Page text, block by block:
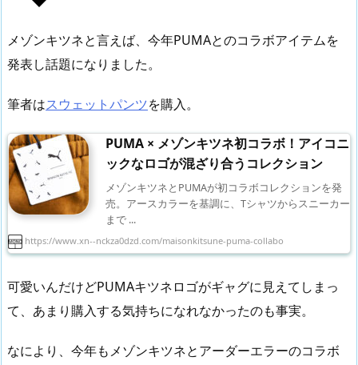
メゾンキツネと言えば、今年PUMAとのコラボアイテムを
発表し話題になりました。
筆者はスウェットパンツを購入。
PUMA × メゾンキツネ初コラボ！アイコニ
ックなロゴが混ざり合うコレクション
メゾンキツネとPUMAが初コラボコレクションを発
売。アースカラーを基調に、Tシャツからスニーカー
まで ...
https://www.xn--nckza0dzd.com/maisonkitsune-puma-collabo
可愛いんだけどPUMAキツネロゴがギャグに見えてしまっ
て、あまり購入する気持ちになれなかったのも事実。
なにより、今年もメゾンキツネとアーダーエラーのコラボ